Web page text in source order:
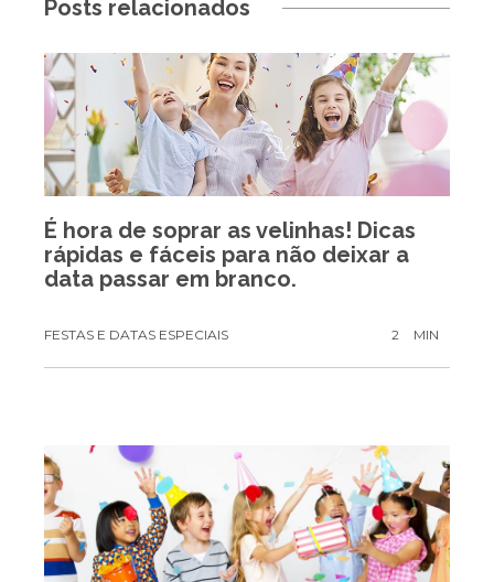
Posts relacionados
É hora de soprar as velinhas! Dicas
rápidas e fáceis para não deixar a
data passar em branco.
FESTAS E DATAS ESPECIAIS 2 MIN